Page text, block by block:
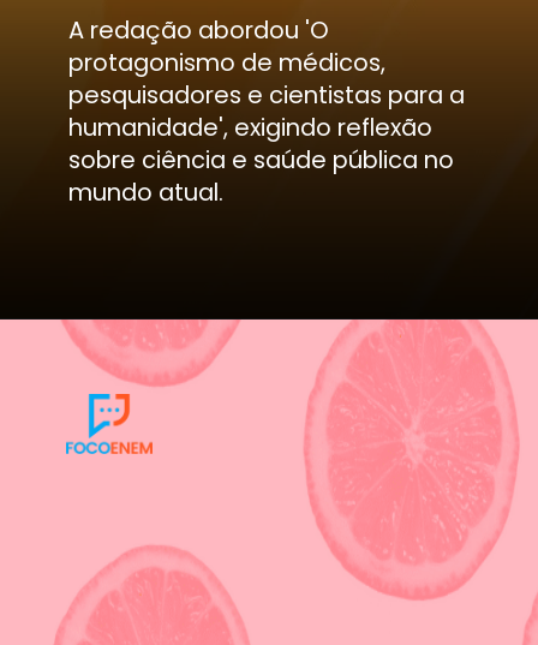
A redação abordou 'O
protagonismo de médicos,
pesquisadores e cientistas para a
humanidade', exigindo reflexão
sobre ciência e saúde pública no
mundo atual.